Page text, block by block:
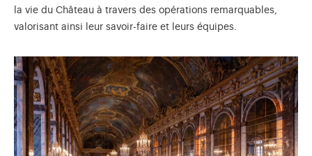
la vie du Château à travers des opérations remarquables,
valorisant ainsi leur savoir-faire et leurs équipes.